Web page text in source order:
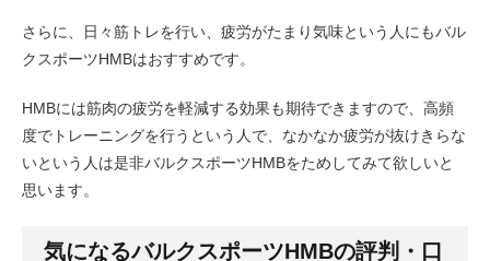
さらに、日々筋トレを行い、疲労がたまり気味という人にもバル
クスポーツHMBはおすすめです。
HMBには筋肉の疲労を軽減する効果も期待できますので、高頻
度でトレーニングを行うという人で、なかなか疲労が抜けきらな
いという人は是非バルクスポーツHMBをためしてみて欲しいと
思います。
気になるバルクスポーツHMBの評判・口